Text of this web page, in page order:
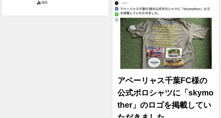
905
アベーリャス千葉FC様の
公式ポロシャツに「skymo
ther」のロゴを掲載してい